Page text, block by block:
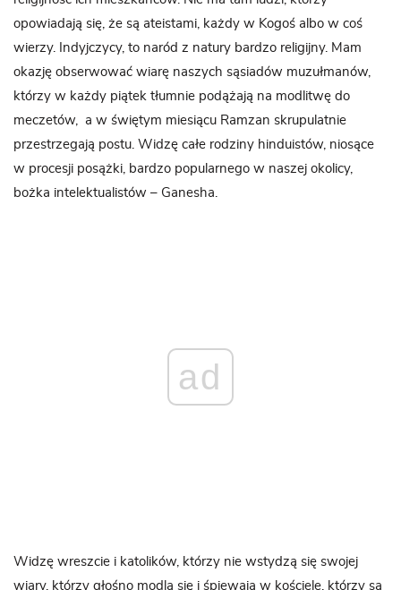
opowiadają się, że są ateistami, każdy w Kogoś albo w coś
wierzy. Indyjczycy, to naród z natury bardzo religijny. Mam
okazję obserwować wiarę naszych sąsiadów muzułmanów,
którzy w każdy piątek tłumnie podążają na modlitwę do
meczetów, a w świętym miesiącu Ramzan skrupulatnie
przestrzegają postu. Widzę całe rodziny hinduistów, niosące
w procesji posążki, bardzo popularnego w naszej okolicy,
bożka intelektualistów – Ganesha.
ad
Widzę wreszcie i katolików, którzy nie wstydzą się swojej
wiary, którzy głośno modlą się i śpiewają w kościele, którzy są